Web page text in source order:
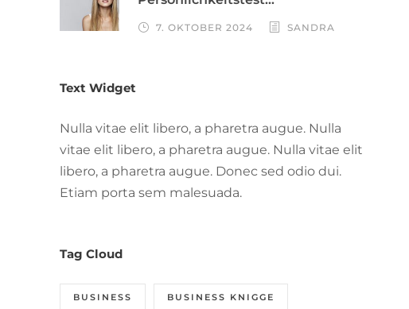
7. OKTOBER 2024 SANDRA
Text Widget
Nulla vitae elit libero, a pharetra augue. Nulla
vitae elit libero, a pharetra augue. Nulla vitae elit
libero, a pharetra augue. Donec sed odio dui.
Etiam porta sem malesuada.
Tag Cloud
BUSINESS BUSINESS KNIGGE